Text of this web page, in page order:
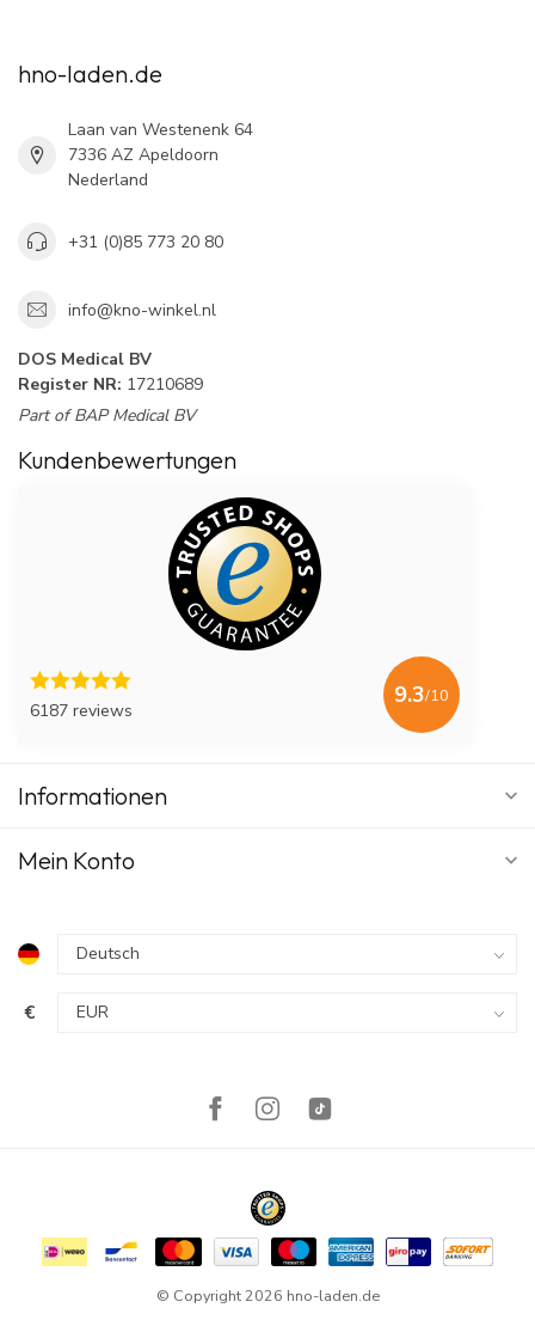
hno-laden.de
Laan van Westenenk 64
7336 AZ Apeldoorn
Nederland
+31 (0)85 773 20 80
info@kno-winkel.nl
DOS Medical BV
Register NR: 17210689
Part of BAP Medical BV
Kundenbewertungen
6187 reviews
9.3/10
Informationen
Mein Konto
€
© Copyright 2026 hno-laden.de